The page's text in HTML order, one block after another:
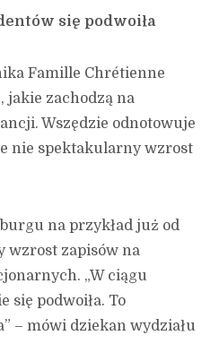
się podwoiła
Famille Chrétienne
zachodzą na
Wszędzie odnotowuje
nie spektakularny wzrost
na przykład już od
wzrost zapisów na
„W ciągu
się podwoiła. To
– mówi dziekan wydziału